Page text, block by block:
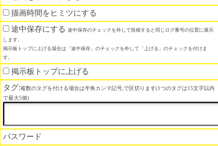
描画時間をヒミツにする
途中保存にする 途中保存のチェックを外して投稿すると同じログ番号の位置に展示
します。
掲示板トップに上げる場合は「途中保存」のチェックを外して「上げる」のチェックを付けま
す。
掲示板トップに上げる
タグ:複数のタグを付ける場合は半角カンマ記号,で区切ります(1つのタグは15文字以内
で最大5個)
パスワード